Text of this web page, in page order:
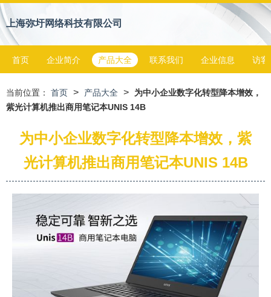
上海弥圩网络科技有限公司
首页 企业简介 产品大全 联系我们 企业信息 访客
当前位置： 首页 > 产品大全 >
为中小企业数字化转型降本增效，
紫光计算机推出商用笔记本UNIS 14B
为中小企业数字化转型降本增效，紫
光计算机推出商用笔记本UNIS 14B